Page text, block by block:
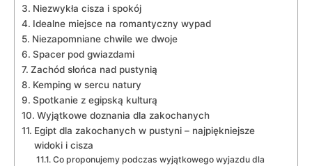
Niezwykła ‌cisza i spokój
Idealne miejsce na romantyczny⁢ wypad
Niezapomniane chwile we⁤ dwoje
Spacer pod gwiazdami
Zachód słońca nad​ pustynią
Kemping w sercu natury
Spotkanie⁣ z egipską kulturą
Wyjątkowe doznania dla zakochanych
Egipt dla zakochanych w pustyni – najpiękniejsze
widoki‌ i cisza
Co proponujemy podczas wyjątkowego wyjazdu dla